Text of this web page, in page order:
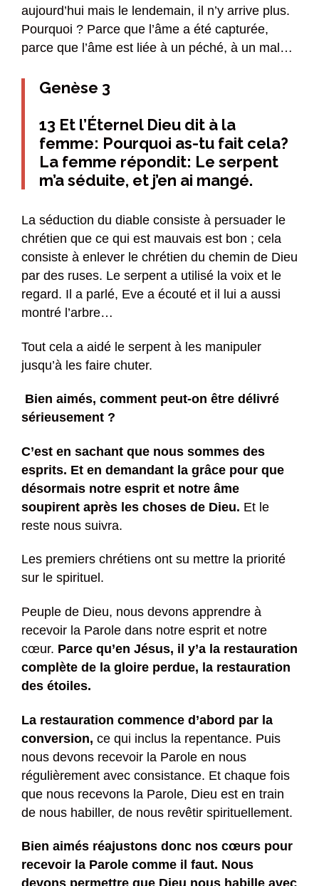
aujourd’hui mais le lendemain, il n’y arrive plus.
Pourquoi ? Parce que l’âme a été capturée,
parce que l’âme est liée à un péché, à un mal…
Genèse 3
13 Et l’Éternel Dieu dit à la
femme: Pourquoi as-tu fait cela?
La femme répondit: Le serpent
m’a séduite, et j’en ai mangé.
La séduction du diable consiste à persuader le
chrétien que ce qui est mauvais est bon ; cela
consiste à enlever le chrétien du chemin de Dieu
par des ruses. Le serpent a utilisé la voix et le
regard. Il a parlé, Eve a écouté et il lui a aussi
montré l’arbre…
Tout cela a aidé le serpent à les manipuler
jusqu’à les faire chuter.
Bien aimés, comment peut-on être délivré
sérieusement ?
C’est en sachant que nous sommes des
esprits. Et en demandant la grâce pour que
désormais notre esprit et notre âme
soupirent après les choses de Dieu. Et le
reste nous suivra.
Les premiers chrétiens ont su mettre la priorité
sur le spirituel.
Peuple de Dieu, nous devons apprendre à
recevoir la Parole dans notre esprit et notre
cœur. Parce qu’en Jésus, il y’a la restauration
complète de la gloire perdue, la restauration
des étoiles.
La restauration commence d’abord par la
conversion, ce qui inclus la repentance. Puis
nous devons recevoir la Parole en nous
régulièrement avec consistance. Et chaque fois
que nous recevons la Parole, Dieu est en train
de nous habiller, de nous revêtir spirituellement.
Bien aimés réajustons donc nos cœurs pour
recevoir la Parole comme il faut. Nous